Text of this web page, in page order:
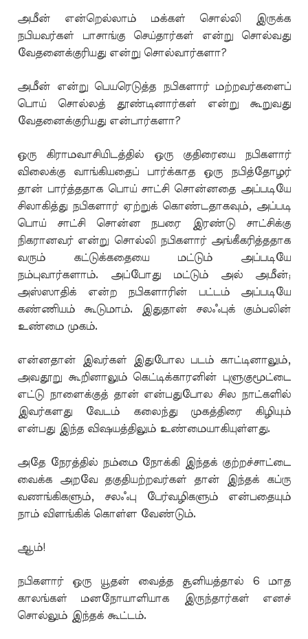
அமீன் என்றெல்லாம் மக்கள் சொல்லி இருக்க
நபியவர்கள் பாசாங்கு செய்தார்கள் என்று சொல்வது
வேதனைக்குரியது என்று சொல்வார்களா?
அமீன் என்று பெயரெடுத்த நபிகளார் மற்றவர்களைப்
பொய் சொல்லத் தூண்டினார்கள் என்று கூறுவது
வேதனைக்குரியது என்பார்களா?
ஒரு கிராமவாசியிடத்தில் ஒரு குதிரையை நபிகளார்
விலைக்கு வாங்கியதைப் பார்க்காத ஒரு நபித்தோழர்
தான் பார்த்ததாக பொய் சாட்சி சொன்னதை அப்படியே
சிலாகித்து நபிகளார் ஏற்றுக் கொண்டதாகவும், அப்படி
பொய் சாட்சி சொன்ன நபரை இரண்டு சாட்சிக்கு
நிகரானவர் என்று சொல்லி நபிகளார் அங்கீகரித்ததாக
வரும் கட்டுக்கதையை மட்டும் அப்படியே
நம்புவார்களாம். அப்போது மட்டும் அல் அமீன்;
அஸ்ஸாதிக் என்ற நபிகளாரின் பட்டம் அப்படியே
கண்ணியம் கூடுமாம். இதுதான் சலஃபுக் கும்பலின்
உண்மை முகம்.
என்னதான் இவர்கள் இதுபோல படம் காட்டினாலும்,
அவதூறு கூறினாலும் கெட்டிக்காரனின் புளுகுமூட்டை
எட்டு நாளைக்குத் தான் என்பதுபோல சில நாட்களில்
இவர்களது வேடம் கலைந்து முகத்திரை கிழியும்
என்பது இந்த விஷயத்திலும் உண்மையாகியுள்ளது.
அதே நேரத்தில் நம்மை நோக்கி இந்தக் குற்றச்சாட்டை
வைக்க அறவே தகுதியற்றவர்கள் தான் இந்தக் கப்ரு
வணங்கிகளும், சலஃபு பேர்வழிகளும் என்பதையும்
நாம் விளங்கிக் கொள்ள வேண்டும்.
ஆம்!
நபிகளார் ஒரு யூதன் வைத்த சூனியத்தால் 6 மாத
காலங்கள் மனநோயாளியாக இருந்தார்கள் எனச்
சொல்லும் இந்தக் கூட்டம்.